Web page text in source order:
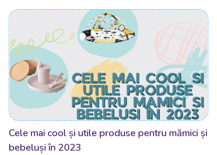
Cele mai cool și utile produse pentru mămici și
bebeluși în 2023